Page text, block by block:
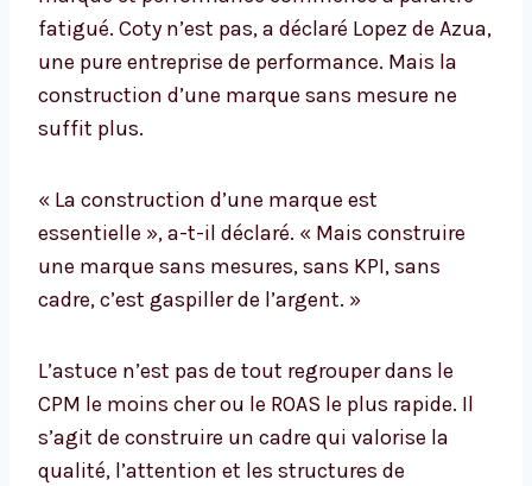
fatigué. Coty n’est pas, a déclaré Lopez de Azua,
une pure entreprise de performance. Mais la
construction d’une marque sans mesure ne
suffit plus.
« La construction d’une marque est
essentielle », a-t-il déclaré. « Mais construire
une marque sans mesures, sans KPI, sans
cadre, c’est gaspiller de l’argent. »
L’astuce n’est pas de tout regrouper dans le
CPM le moins cher ou le ROAS le plus rapide. Il
s’agit de construire un cadre qui valorise la
qualité, l’attention et les structures de